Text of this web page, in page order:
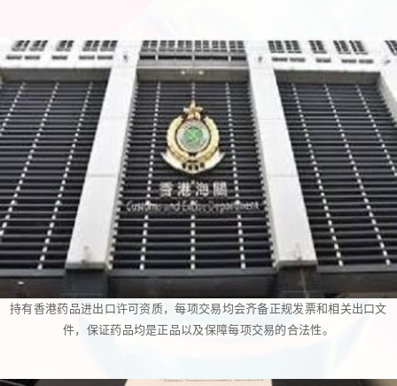
持有香港药品进出口许可资质，每项交易均会齐备正规发票和相关出口文
件，保证药品均是正品以及保障每项交易的合法性。